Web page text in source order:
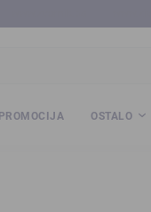
PROMOCIJA OSTALO